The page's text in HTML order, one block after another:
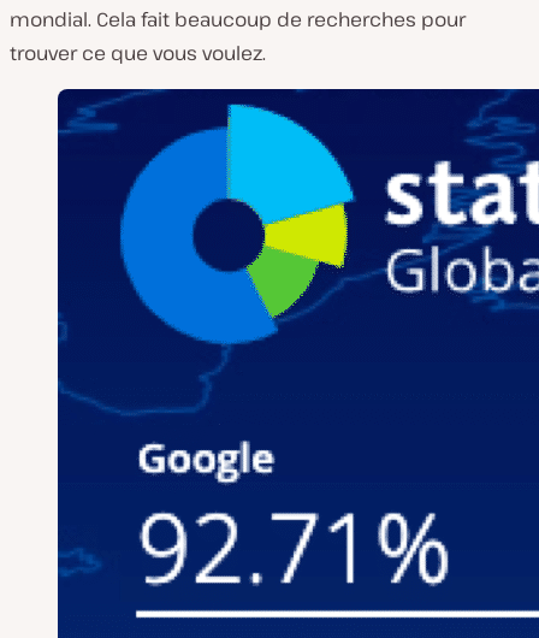
mondial. Cela fait beaucoup de recherches pour
trouver ce que vous voulez.